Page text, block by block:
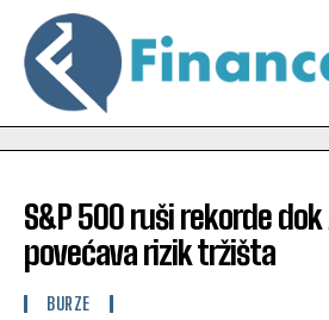
S&P 500 ruši rekorde
povećava rizik tržišta
BURZE